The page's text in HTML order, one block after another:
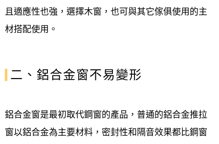
且適應性也強，選擇木窗，也可與其它傢俱使用的主
材搭配使用。
二、鋁合金窗不易變形
鋁合金窗是最初取代鋼窗的產品，普通的鋁合金推拉
窗以鋁合金為主要材料，密封性和隔音效果都比鋼窗